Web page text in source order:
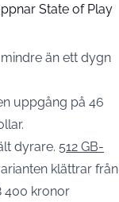
State of Play
än ett dygn
uppgång på 46
dyrare. 512 GB-
klättrar från
400 kronor